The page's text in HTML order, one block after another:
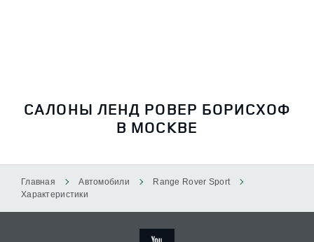
САЛОНЫ ЛЕНД РОВЕР БОРИСХОФ
В МОСКВЕ
Главная Автомобили
Range Rover Sport
Характеристики